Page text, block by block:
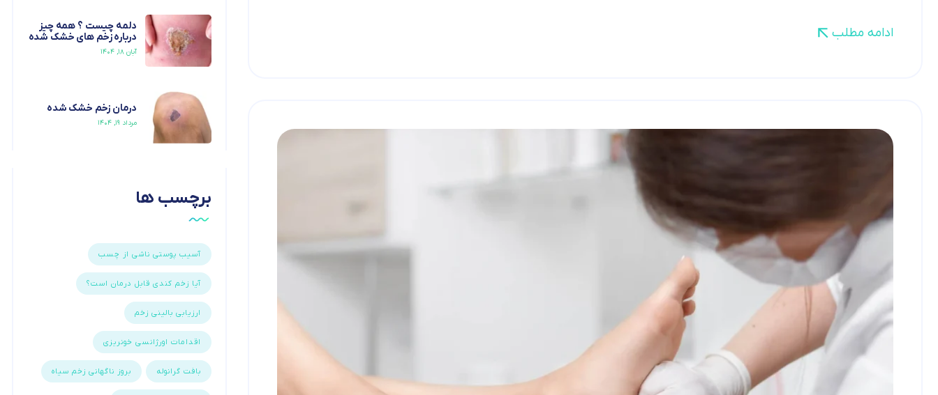
ادامه مطلب
دلمه چیست ؟ همه چیز
درباره زخم های خشک شده
آبان ۱۸, ۱۴۰۴
درمان زخم خشک شده
مرداد ۱۹, ۱۴۰۴
برچسب ها
آسیب پوستی ناشی از چسب
آیا زخم کندی قابل درمان است؟
ارزیابی بالینی زخم
اقدامات اورژانسی خونریزی
بافت گرانوله بروز ناگهانی زخم سیاه